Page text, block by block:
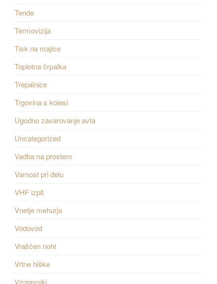
Tende
Termovizija
Tisk na majice
Toplotna črpalka
Trepalnice
Trgovina s kolesi
Ugodno zavarovanje avta
Uncategorized
Vadba na prostem
Varnost pri delu
VHF izpit
Vnetje mehurja
Vodovod
Vraščen noht
Vrtne hiške
Vzglavniki